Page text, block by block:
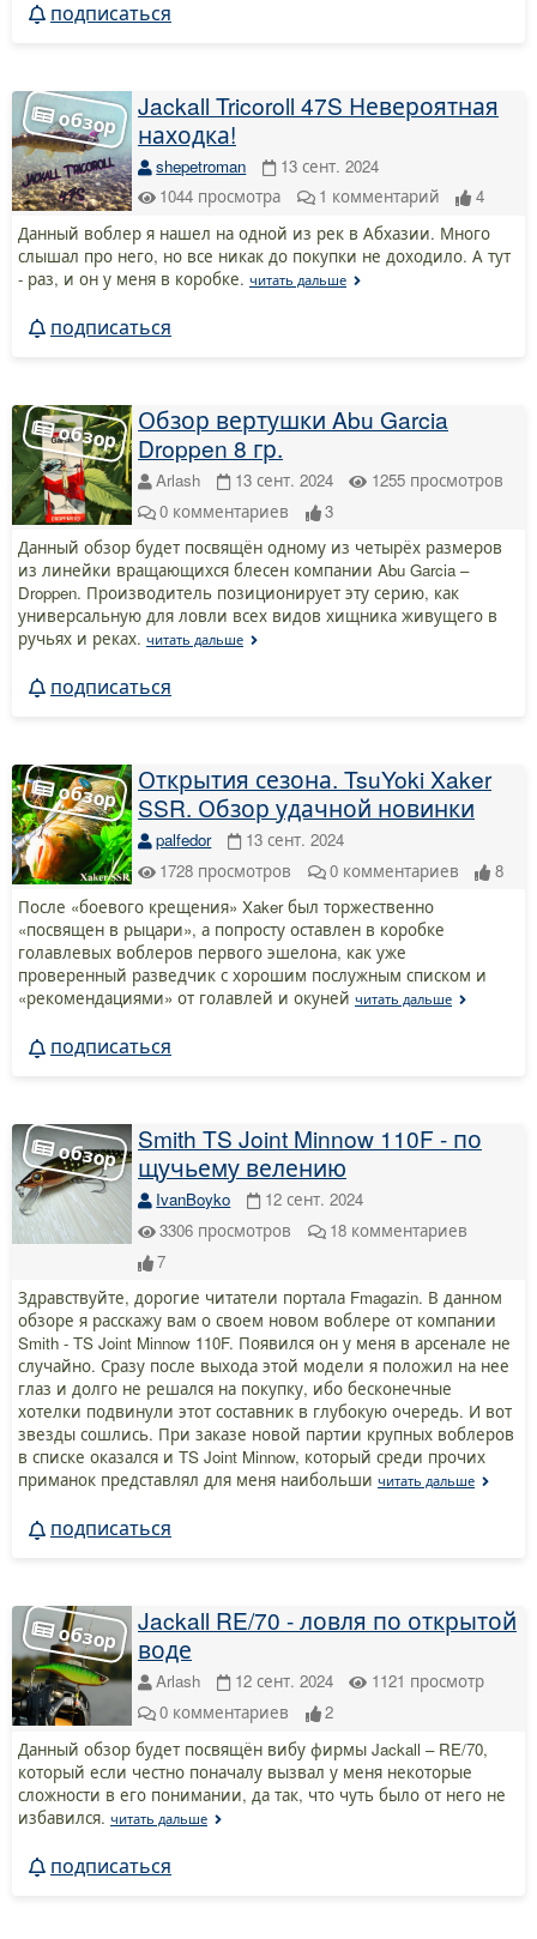
подписаться
Jackall Tricoroll 47S Невероятная
находка!
shepetroman
13 сент. 2024
1044 просмотра 1 комментарий
4
Данный воблер я нашел на одной из рек в Абхазии. Много
слышал про него, но все никак до покупки не доходило. А тут
- раз, и он у меня в коробке. читать дальше
подписаться
Обзор вертушки Abu Garcia
Droppen 8 гр.
Arlash 13 сент. 2024 1255 просмотров
0 комментариев
3
Данный обзор будет посвящён одному из четырёх размеров
из линейки вращающихся блесен компании Abu Garcia –
Droppen. Производитель позиционирует эту серию, как
универсальную для ловли всех видов хищника живущего в
ручьях и реках. читать дальше
подписаться
Открытия сезона. TsuYoki Xaker
SSR. Обзор удачной новинки
palfedor
13 сент. 2024
1728 просмотров 0 комментариев
8
После «боевого крещения» Xaker был торжественно
«посвящен в рыцари», а попросту оставлен в коробке
голавлевых воблеров первого эшелона, как уже
проверенный разведчик с хорошим послужным списком и
«рекомендациями» от голавлей и окуней читать дальше
подписаться
Smith TS Joint Minnow 110F - по
щучьему велению
IvanBoyko
12 сент. 2024
3306 просмотров 18 комментариев
7
Здравствуйте, дорогие читатели портала Fmagazin. В данном
обзоре я расскажу вам о своем новом воблере от компании
Smith - TS Joint Minnow 110F. Появился он у меня в арсенале не
случайно. Сразу после выхода этой модели я положил на нее
глаз и долго не решался на покупку, ибо бесконечные
хотелки подвинули этот составник в глубокую очередь. И вот
звезды сошлись. При заказе новой партии крупных воблеров
в списке оказался и TS Joint Minnow, который среди прочих
приманок представлял для меня наибольши читать дальше
подписаться
Jackall RE/70 - ловля по открытой
воде
Arlash 12 сент. 2024 1121 просмотр
0 комментариев
2
Данный обзор будет посвящён вибу фирмы Jackall – RE/70,
который если честно поначалу вызвал у меня некоторые
сложности в его понимании, да так, что чуть было от него не
избавился. читать дальше
подписаться